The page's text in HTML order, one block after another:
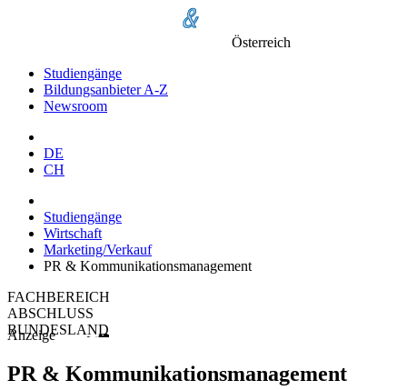
Österreich
Studiengänge
Bildungsanbieter A-Z
Newsroom
DE
CH
Studiengänge
Wirtschaft
Marketing/Verkauf
PR & Kommunikationsmanagement
FACHBEREICH
ABSCHLUSS
BUNDESLAND
Anzeige
PR & Kommunikationsmanagement